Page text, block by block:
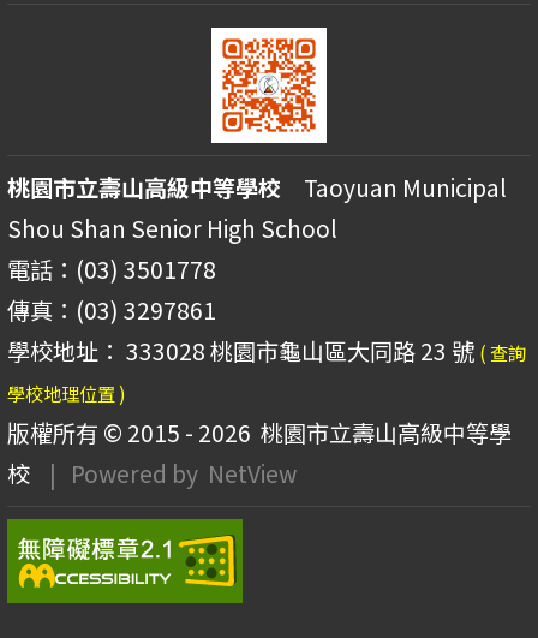
桃園市立壽山高級中等學校 Taoyuan Municipal
Shou Shan Senior High School
電話：(03) 3501778
傳真：(03) 3297861
學校地址： 333028 桃園市龜山區大同路 23 號 ( 查詢
學校地理位置 )
版權所有 © 2015 - 2026 桃園市立壽山高級中等學
校
| Powered by NetView